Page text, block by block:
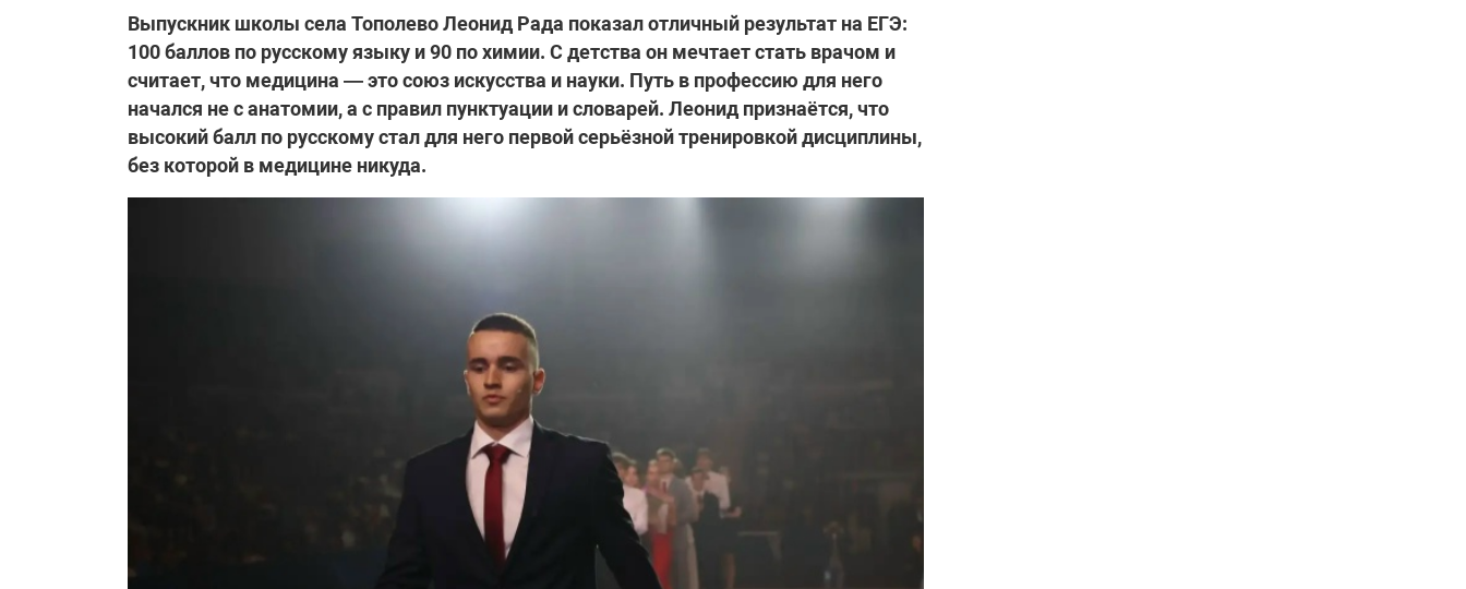
Выпускник школы села Тополево Леонид Рада показал отличный результат на ЕГЭ:
100 баллов по русскому языку и 90 по химии. С детства он мечтает стать врачом и
считает, что медицина — это союз искусства и науки. Путь в профессию для него
начался не с анатомии, а с правил пунктуации и словарей. Леонид признаётся, что
высокий балл по русскому стал для него первой серьёзной тренировкой дисциплины,
без которой в медицине никуда.